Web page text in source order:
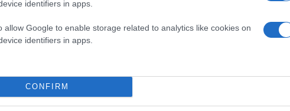
identifiers in apps.
allow Google to enable storage related to analytics like cookies on
identifiers in apps.
CONFIRM
Τα νευροηλεκτρονικά υβριδικά συστήματα